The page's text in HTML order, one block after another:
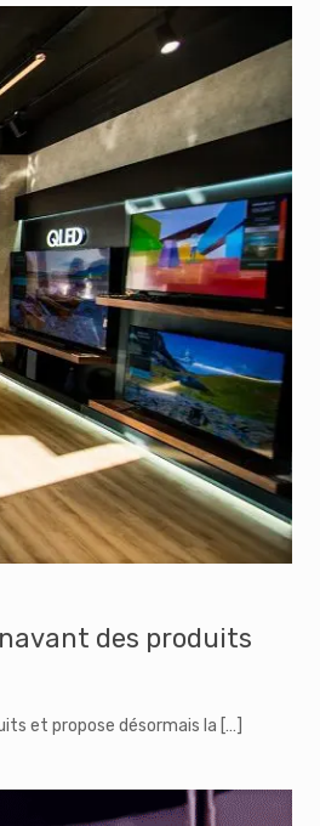
des produits
et propose désormais la […]